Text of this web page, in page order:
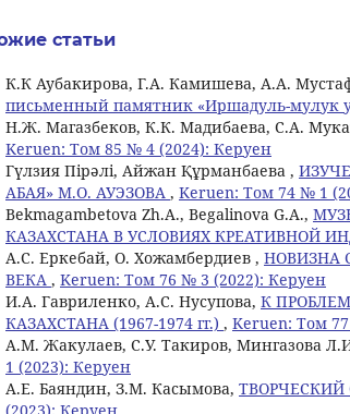
статьи
К.К Аубакирова, Г.А. Камишева, А.А.
письменный памятник «Иршадуль-мулук
Н.Ж. Магазбеков, К.К. Мадибаева, С.А.
Keruen: Том 85 № 4 (2024): Керуен
Гүлзия Пірәлі, Айжан Құрманбаева ,
АБАЯ» М.О. АУЭЗОВА , Keruen: Том 74 № 1
Bekmagambetova Zh.A., Begalinova G.A.,
КАЗАХСТАНА В УСЛОВИЯХ КРЕАТИВНОЙ
А.С. Еркебай, О. Хожамбердиев , НОВИЗНА
ВЕКА , Keruen: Том 76 № 3 (2022): Керуен
И.А. Гавриленко, А.С. Нусупова, К
КАЗАХСТАНА (1967-1974 гг.) , Keruen: Том
A.M. Жакулаев, С.У. Такиров, Мингазова
1 (2023): Керуен
A.E. Баяндин, З.М. Касымова,